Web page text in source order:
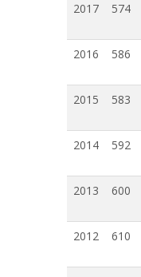
2017
574
2016
586
2015
583
2014
592
2013
600
2012
610